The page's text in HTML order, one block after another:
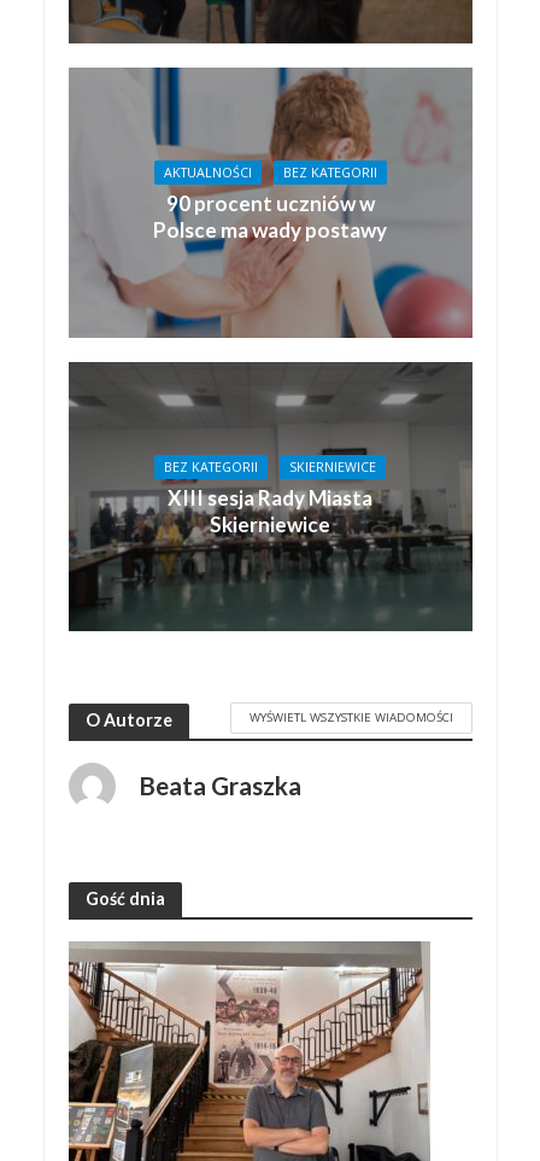
AKTUALNOŚCI BEZ KATEGORII
90 procent uczniów w
Polsce ma wady postawy
BEZ KATEGORII SKIERNIEWICE
XIII sesja Rady Miasta
Skierniewice
O Autorze WYŚWIETL WSZYSTKIE WIADOMOŚCI
Beata Graszka
Gość dnia